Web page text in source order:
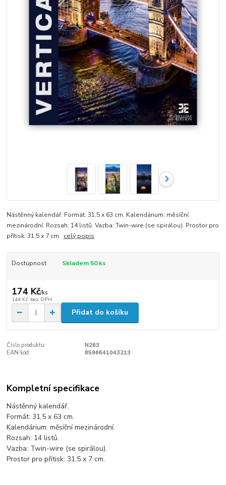
Nástěnný kalendář. Formát: 31,5 x 63 cm. Kalendárium: měsíční
mezinárodní. Rozsah: 14 listů. Vazba: Twin-wire (se spirálou). Prostor pro
přítisk: 31,5 x 7 cm. celý popis
Dostupnost Skladem 50 ks
174 Kč/ks
144 Kč bez DPH
Přidat do košíku
Číslo produktu:
N263
EAN kód:
8596641043213
Kompletní specifikace
Nástěnný kalendář.
Formát: 31,5 x 63 cm.
Kalendárium: měsíční mezinárodní.
Rozsah: 14 listů.
Vazba: Twin-wire (se spirálou).
Prostor pro přítisk: 31,5 x 7 cm.